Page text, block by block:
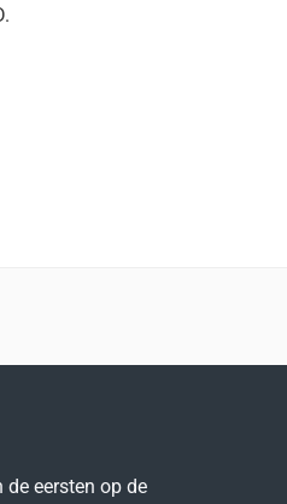
eersten op de